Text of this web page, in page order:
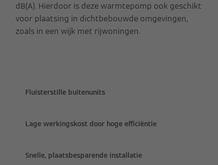
dB(A). Hierdoor is deze warmtepomp ook geschikt
voor plaatsing in dichtbebouwde omgevingen,
zoals in een wijk met rijwoningen.
Fluisterstille buitenunits
Lage werkingskost door hoge efficiëntie
Snelle, plaatsbesparende installatie